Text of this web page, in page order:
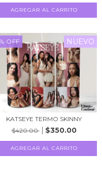
AGREGAR AL CARRITO
% OFF NUEVO
KATSEYE TERMO SKINNY
$420.00
$350.00
AGREGAR AL CARRITO